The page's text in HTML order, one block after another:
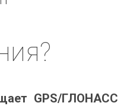
GPS/ГЛОНАСС